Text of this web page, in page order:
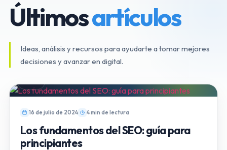
Últimosartículos
Ideas, análisis y recursos para ayudarte a tomar mejores
decisiones y avanzar en digital.
16 de julio de 2024 4 min de lectura
Los fundamentos del SEO: guía para
principiantes